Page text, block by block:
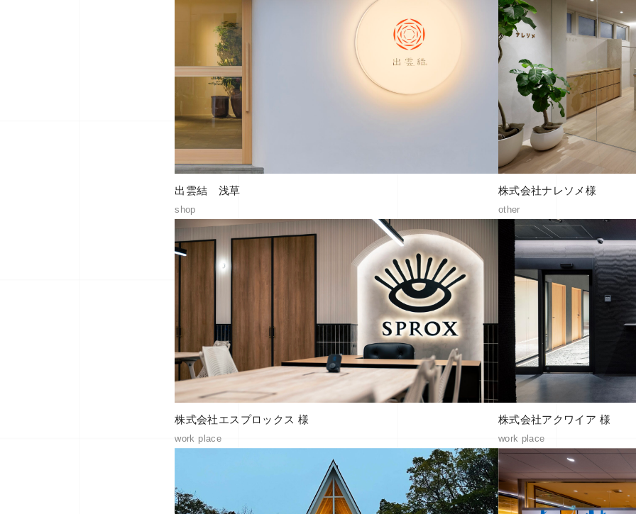
出雲結 浅草
shop
株式会社ナレソメ様
other
株式会社エスプロックス 様
work place
株式会社アクワイア 様
work place